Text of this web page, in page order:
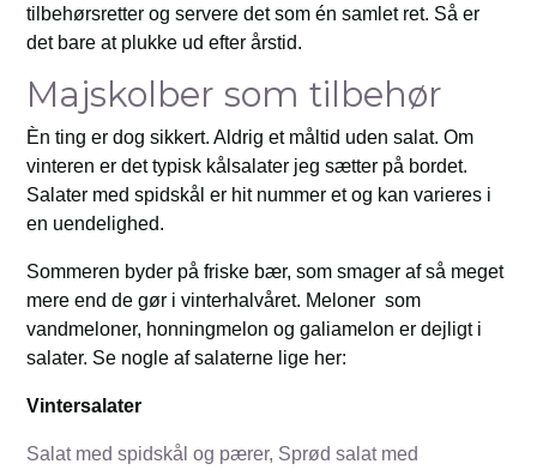
tilbehørsretter og servere det som én samlet ret. Så er
det bare at plukke ud efter årstid.
Majskolber som tilbehør
Èn ting er dog sikkert. Aldrig et måltid uden salat. Om
vinteren er det typisk kålsalater jeg sætter på bordet.
Salater med spidskål er hit nummer et og kan varieres i
en uendelighed.
Sommeren byder på friske bær, som smager af så meget
mere end de gør i vinterhalvåret. Meloner som
vandmeloner, honningmelon og galiamelon er dejligt i
salater. Se nogle af salaterne lige her:
Vintersalater
Salat med spidskål og pærer, Sprød salat med